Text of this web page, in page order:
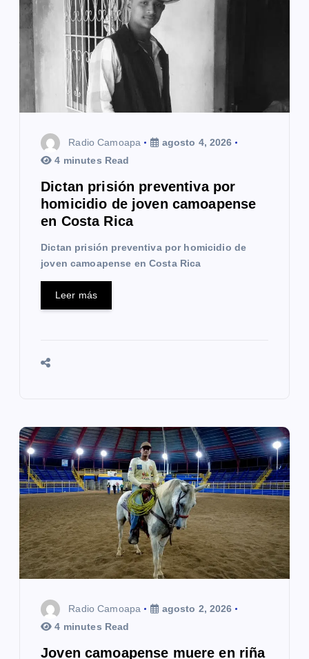
e
n
Radio Camoapa
agosto 4, 2026
4 minutes Read
Dictan prisión preventiva por
homicidio de joven camoapense
en Costa Rica
Dictan prisión preventiva por homicidio de
joven camoapense en Costa Rica
Leer más
Radio Camoapa
agosto 2, 2026
4 minutes Read
Joven camoapense muere en riña